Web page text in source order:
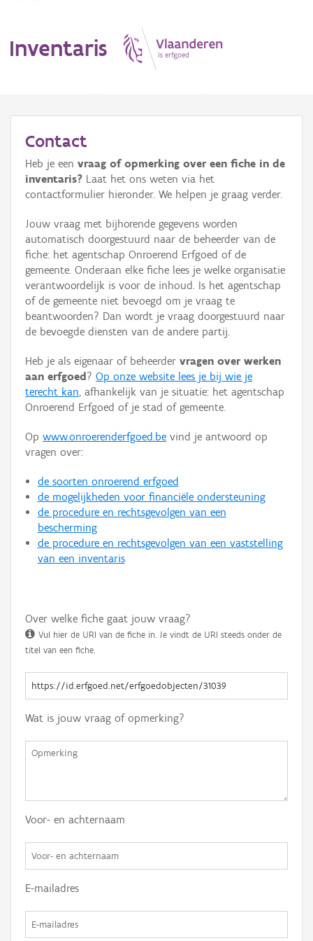
Inventaris
Erfgoedobject
Aanduidingsobject
Waarneming
Thema
Gebeurtenis
Persoon of collectief
Hergebruik
Aanmelden
Contact
Heb je een vraag of opmerking over een fiche in de
inventaris? Laat het ons weten via het
contactformulier hieronder. We helpen je graag verder.
Jouw vraag met bijhorende gegevens worden
automatisch doorgestuurd naar de beheerder van de
fiche: het agentschap Onroerend Erfgoed of de
gemeente. Onderaan elke fiche lees je welke organisatie
verantwoordelijk is voor de inhoud. Is het agentschap
of de gemeente niet bevoegd om je vraag te
beantwoorden? Dan wordt je vraag doorgestuurd naar
de bevoegde diensten van de andere partij.
Heb je als eigenaar of beheerder vragen over werken
aan erfgoed ? Op onze website lees je bij wie je
terecht kan, afhankelijk van je situatie: het agentschap
Onroerend Erfgoed of je stad of gemeente.
Op www.onroerenderfgoed.be vind je antwoord op
vragen over:
de soorten onroerend erfgoed
de mogelijkheden voor financiële ondersteuning
de procedure en rechtsgevolgen van een
bescherming
de procedure en rechtsgevolgen van een vaststelling
van een inventaris
Over welke fiche gaat jouw vraag?
Vul hier de URI van de fiche in. Je vindt de URI steeds onder de
titel van een fiche.
Wat is jouw vraag of opmerking?
Voor- en achternaam
E-mailadres